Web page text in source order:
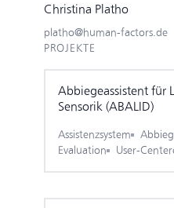
Christina Platho
platho@human-factors.de
PROJEKTE
Abbiege­assistent für
Sensorik (ABALID)
Assistenzsystem
Evaluation
User-